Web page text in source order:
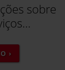
sobre